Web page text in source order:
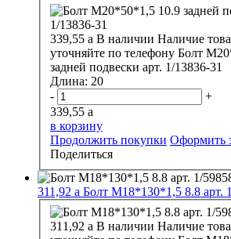
339,55 a В наличии Наличие
уточняйте по телефону Болт
задней подвески арт. 1/13836-31
Длина: 20
-
+
339,55 a
в корзину
Продолжить покупки Оформить
Поделиться
311,92 a Болт М18*130*1,5 8.8 арт.
311,92 a В наличии Наличие